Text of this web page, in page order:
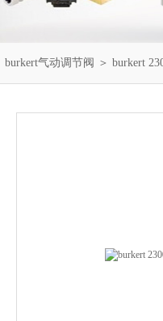
burkert气动调节阀 ＞ burkert